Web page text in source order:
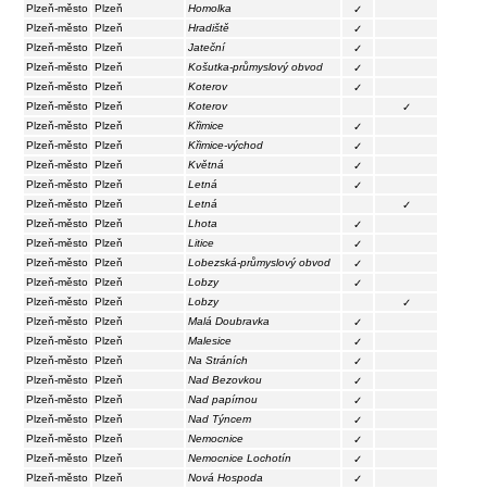
Plzeň-město Plzeň Homolka
✓
Plzeň-město Plzeň Hradiště
✓
Plzeň-město Plzeň Jateční
✓
Plzeň-město Plzeň Košutka-průmyslový obvod
✓
Plzeň-město Plzeň Koterov
✓
Plzeň-město Plzeň Koterov
✓
Plzeň-město Plzeň Křimice
✓
Plzeň-město Plzeň Křimice-východ
✓
Plzeň-město Plzeň Květná
✓
Plzeň-město Plzeň Letná
✓
Plzeň-město Plzeň Letná
✓
Plzeň-město Plzeň Lhota
✓
Plzeň-město Plzeň Litice
✓
Plzeň-město Plzeň Lobezská-průmyslový obvod
✓
Plzeň-město Plzeň Lobzy
✓
Plzeň-město Plzeň Lobzy
✓
Plzeň-město Plzeň Malá Doubravka
✓
Plzeň-město Plzeň Malesice
✓
Plzeň-město Plzeň Na Stráních
✓
Plzeň-město Plzeň Nad Bezovkou
✓
Plzeň-město Plzeň Nad papírnou
✓
Plzeň-město Plzeň Nad Týncem
✓
Plzeň-město Plzeň Nemocnice
✓
Plzeň-město Plzeň Nemocnice Lochotín
✓
Plzeň-město Plzeň Nová Hospoda
✓